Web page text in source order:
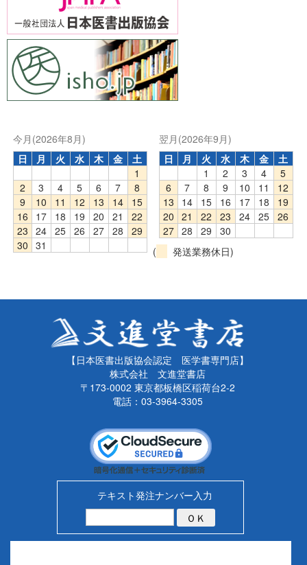
今月(2026年8月)
日
月 火 水 木 金
土
1
2
3 4 5 6 7
8
9
10 11 12 13 14
15
16
17 18 19 20 21
22
23
24 25 26 27 28
29
30
31
翌月(2026年9月)
日
月 火 水 木 金
土
1
2 3 4
5
6
7 8 9 10 11
12
13
14 15 16 17 18
19
20
21 22 23 24 25
26
27 28 29
30
(
発送業務休日)
【日本医書出版協会認定 医学書専門店】
株式会社 文進堂書店
〒173-0002 東京都板橋区稲荷台2-2
電話：03-3964-3305
テキスト発注ナンバー入力